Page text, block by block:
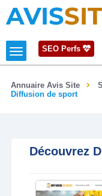
AVIS
SEO Perfs
Annuaire Avis Site
Diffusion de sport
Découvrez